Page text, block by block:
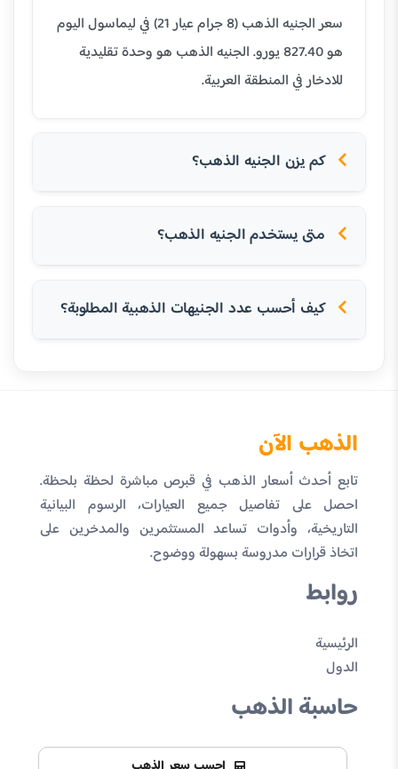
سعر الجنيه الذهب (8 جرام عيار 21) في ليماسول اليوم
هو 827.40 يورو. الجنيه الذهب هو وحدة تقليدية
للادخار في المنطقة العربية.
كم يزن الجنيه الذهب؟
متى يستخدم الجنيه الذهب؟
كيف أحسب عدد الجنيهات الذهبية المطلوبة؟
الذهب الآن
تابع أحدث أسعار الذهب في قبرص مباشرة لحظة بلحظة.
احصل على تفاصيل جميع العيارات، الرسوم البيانية
التاريخية، وأدوات تساعد المستثمرين والمدخرين على
اتخاذ قرارات مدروسة بسهولة ووضوح.
روابط
الرئيسية
الدول
حاسبة الذهب